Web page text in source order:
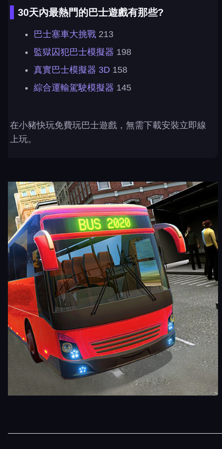
30天內最熱門的巴士遊戲有那些?
巴士塞車大挑戰 213
監獄囚犯巴士模擬器 198
真實巴士模擬器 3D 158
綜合運輸駕駛模擬器 145
在小豬快玩免費玩巴士遊戲，無需下載安裝立即線
上玩。